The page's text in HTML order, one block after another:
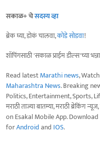
सकाळ+ चेसदस्य व्हा
ब्रेक घ्या, डोकं चालवा,कोडे सोडवा!
शॉपिंगसाठी 'सकाळ प्राईम डील्स'च्या
Read latestMarathi news,
Maharashtra News. Breaking
Politics, Entertainment, Sports,
मराठी ताज्या बातम्या, मराठी ब्रेकिंग
on Esakal Mobile App.
forAndroidand IOS.